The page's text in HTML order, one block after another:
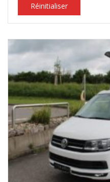
Réinitialiser